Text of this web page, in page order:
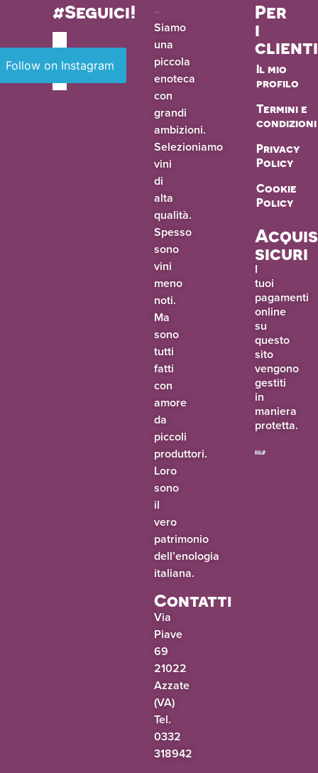
Siamo
una
piccola
enoteca
con
grandi
ambizioni.
Selezioniamo
vini
di
alta
qualità.
Spesso
sono
vini
meno
noti.
Ma
sono
tutti
fatti
con
amore
da
piccoli
produttori.
Loro
sono
il
vero
patrimonio
dell’enologia
italiana.
Contatti
Via
Piave
69
21022
Azzate
(VA)
Tel.
0332
318942
Per
i
clienti
Il mio
profilo
Termini e
condizioni
Privacy
Policy
Cookie
Policy
sicuri
I
tuoi
pagamenti
online
su
questo
sito
vengono
gestiti
in
maniera
protetta.
#Seguici!
Follow on Instagram